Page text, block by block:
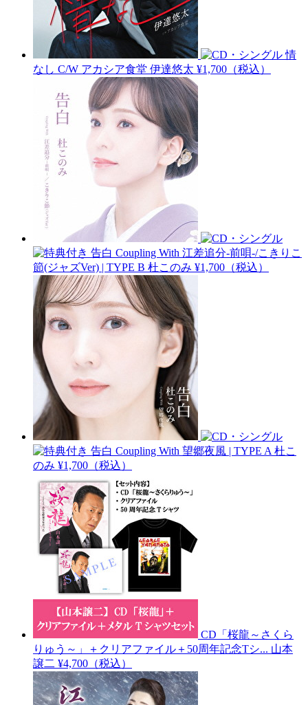
情
なし C/W アカシア食堂 伊達悠太 ¥1,700（税込）
告白 Coupling With 江差追分-前唄-/こきりこ
節(ジャズVer) | TYPE B 杜このみ ¥1,700（税込）
告白 Coupling With 望郷夜風 | TYPE A 杜こ
のみ ¥1,700（税込）
CD「桜龍～さくら
りゅう～」＋クリアファイル＋50周年記念Tシ... 山本
譲二 ¥4,700（税込）